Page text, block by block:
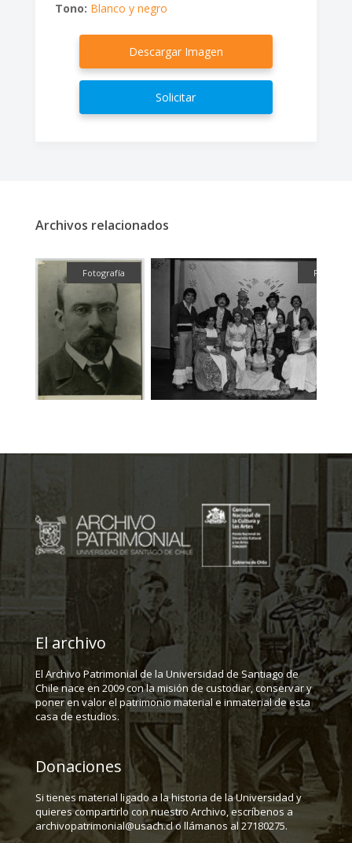
Tono: Blanco y negro
Descargar Imagen
Solicitar
Archivos relacionados
Fotografía
El archivo
El Archivo Patrimonial de la Universidad de Santiago de
Chile nace en 2009 con la misión de custodiar, conservar y
poner en valor el patrimonio material e inmaterial de esta
casa de estudios.
Donaciones
Si tienes material ligado a la historia de la Universidad y
quieres compartirlo con nuestro Archivo, escríbenos a
archivopatrimonial@usach.cl o llámanos al 27180275.